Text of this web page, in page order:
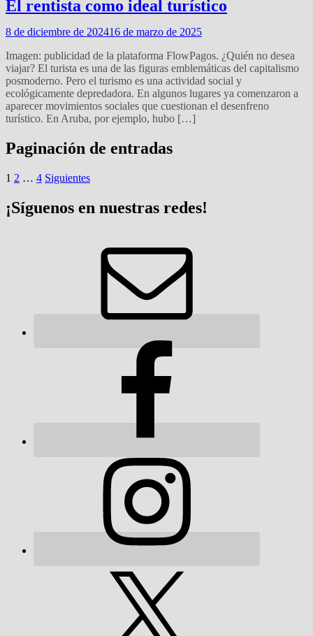
El rentista como ideal turístico
8 de diciembre de 202416 de marzo de 2025
Imagen: publicidad de la plataforma FlowPagos. ¿Quién no desea
viajar? El turista es una de las figuras emblemáticas del capitalismo
posmoderno. Pero el turismo es una actividad social y
ecológicamente depredadora. En algunos lugares ya comenzaron a
aparecer movimientos sociales que cuestionan el desenfreno
turístico. En Aruba, por ejemplo, hubo […]
Paginación de entradas
1 2 … 4 Siguientes
¡Síguenos en nuestras redes!